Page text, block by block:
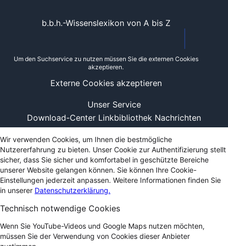
Unser Service
Download-Center Linkbibliothek Nachrichten
b.b.h.-Wissenslexikon von A bis Z
Um den Suchservice zu nutzen müssen Sie die externen Cookies
akzeptieren.
Externe Cookies akzeptieren
Wir verwenden Cookies, um Ihnen die bestmögliche
Nutzererfahrung zu bieten. Unser Cookie zur Authentifizierung stellt
sicher, dass Sie sicher und komfortabel in geschützte Bereiche
unserer Website gelangen können. Sie können Ihre Cookie-
Einstellungen jederzeit anpassen. Weitere Informationen finden Sie
in unserer Datenschutzerklärung.
Technisch notwendige Cookies
Wenn Sie YouTube-Videos und Google Maps nutzen möchten,
müssen Sie der Verwendung von Cookies dieser Anbieter